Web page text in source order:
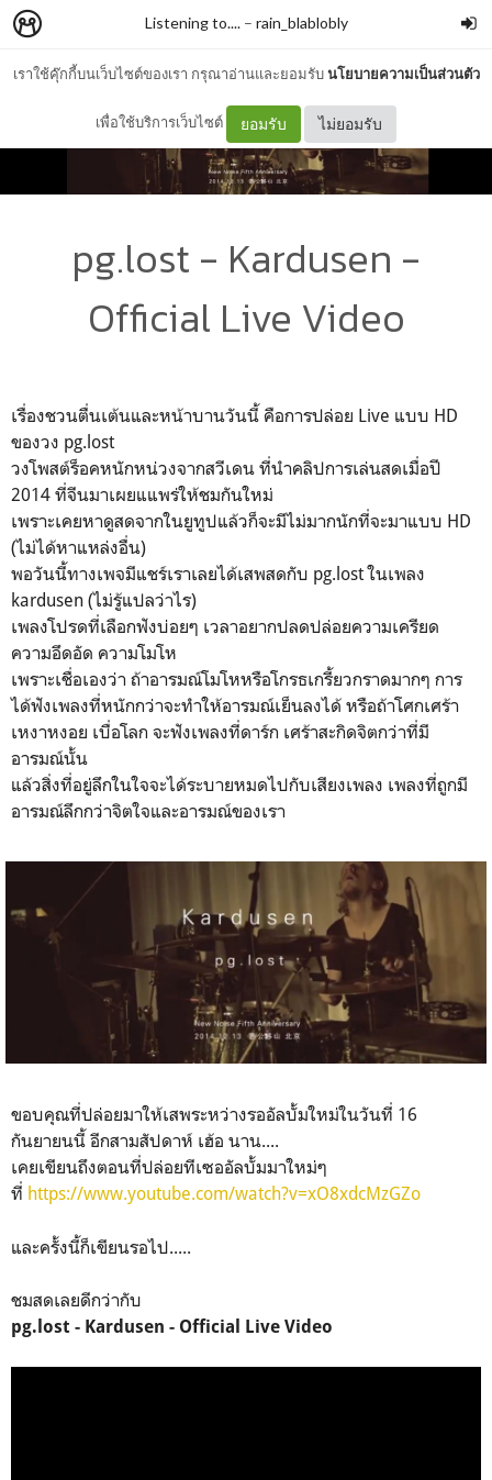
เราใช้คุ๊กกี้บนเว็บไซต์ของเรา กรุณาอ่านและยอมรับนโยบายความเป็นส่วนตัว
เพื่อใช้บริการเว็บไซต์ ยอมรับ ไม่ยอมรับ
Listening to....– rain_blablobly
pg.lost - Kardusen -
Official Live Video
เรื่องชวนตื่นเต้นและหน้าบานวันนี้ คือการปล่อย Live แบบ HD
ของวง pg.lost
วงโพสต์ร็อคหนักหน่วงจากสวีเดน ที่นำคลิปการเล่นสดเมื่อปี
2014 ที่จีนมาเผยแแพร่ให้ชมกันใหม่
เพราะเคยหาดูสดจากในยูทูปแล้วก็จะมีไม่มากนักที่จะมาแบบ HD
(ไม่ได้หาแหล่งอื่น)
พอวันนี้ทางเพจมีแชร์เราเลยได้เสพสดกับ pg.lost ในเพลง
kardusen (ไม่รู้แปลว่าไร)
เพลงโปรดที่เลือกฟังบ่อยๆ เวลาอยากปลดปล่อยความเครียด
ความอึดอัด ความโมโห
เพราะเชื่อเองว่า ถ้าอารมณ์โมโหหรือโกรธเกรี้ยวกราดมากๆ การ
ได้ฟังเพลงที่หนักกว่าจะทำให้อารมณ์เย็นลงได้ หรือถ้าโศกเศร้า
เหงาหงอย เบื่อโลก จะฟังเพลงที่ดาร์ก เศร้าสะกิดจิตกว่าที่มี
อารมณ์นั้น
แล้วสิ่งที่อยู่ลึกในใจจะได้ระบายหมดไปกับเสียงเพลง เพลงที่ถูกมี
อารมณ์ลึกกว่าจิตใจและอารมณ์ของเรา
ขอบคุณที่ปล่อยมาให้เสพระหว่างรออัลบั้มใหม่ในวันที่ 16
กันยายนนี้ อีกสามสัปดาห์ เฮ้อ นาน....
เคยเขียนถึงตอนที่ปล่อยทีเซออัลบั้มมาใหม่ๆ
ที่ https://www.youtube.com/watch?v=xO8xdcMzGZo
และครั้งนี้ก็เขียนรอไป.....
ชมสดเลยดีกว่ากับ
pg.lost - Kardusen - Official Live Video